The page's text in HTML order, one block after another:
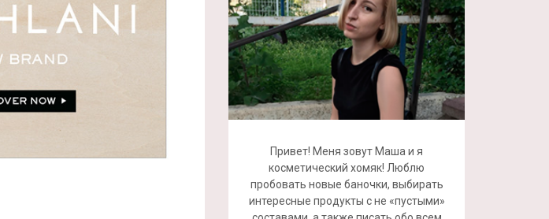
Привет! Меня зовут Маша и я
косметический хомяк! Люблю
пробовать новые баночки, выбирать
интересные продукты с не «пустыми»